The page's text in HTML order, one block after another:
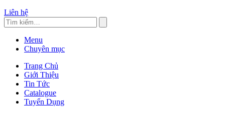
Liên hệ
Menu
Chuyên mục
Trang Chủ
Giới Thiệu
Tin Tức
Catalogue
Tuyển Dụng